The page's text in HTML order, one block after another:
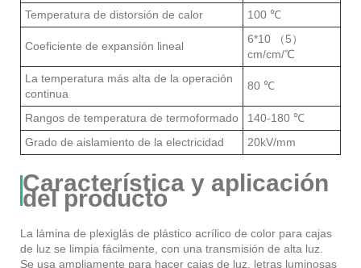
Temperatura de distorsión de calor
100 ℃
Coeficiente de expansión lineal
6*10 （5）
cm/cm/℃
La temperatura más alta de la operación
continua
80 ℃
Rangos de temperatura de termoformado
140-180 ℃
Grado de aislamiento de la electricidad
20kV/mm
Característica y aplicación
del producto
La lámina de plexiglás de plástico acrílico de color para cajas
de luz se limpia fácilmente, con una transmisión de alta luz.
Se usa ampliamente para hacer cajas de luz, letras luminosas